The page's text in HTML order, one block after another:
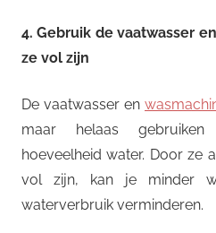
4. Gebruik de vaatwasser
ze vol zijn
De vaatwasser en
maar helaas
hoeveelheid water. Door ze
vol zijn, kan je minder
waterverbruik verminderen.